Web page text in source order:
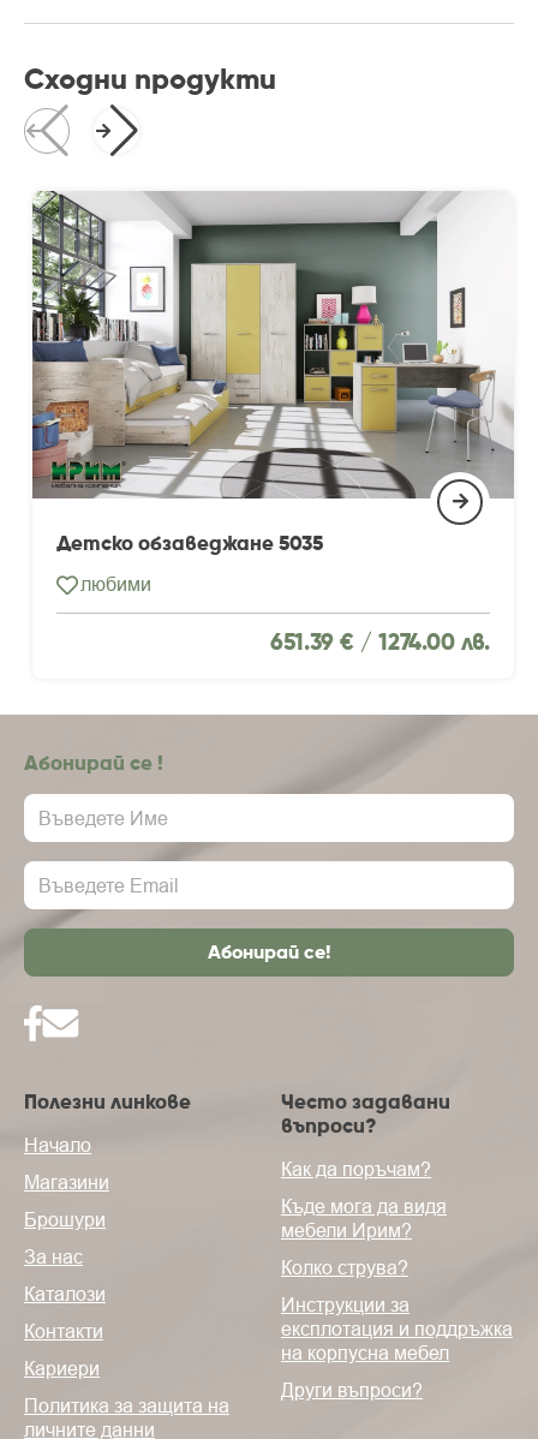
Сходни продукти
Детско обзаведжане 5035
любими
651.39 € / 1274.00 лв.
Абонирай се !
Полезни линкове
Начало
Магазини
Брошури
За нас
Каталози
Контакти
Кариери
Политика за защита на
личните данни
Често задавани
въпроси?
Как да поръчам?
Къде мога да видя
мебели Ирим?
Колко струва?
Инструкции за
експлотация и поддръжка
на корпусна мебел
Други въпроси?